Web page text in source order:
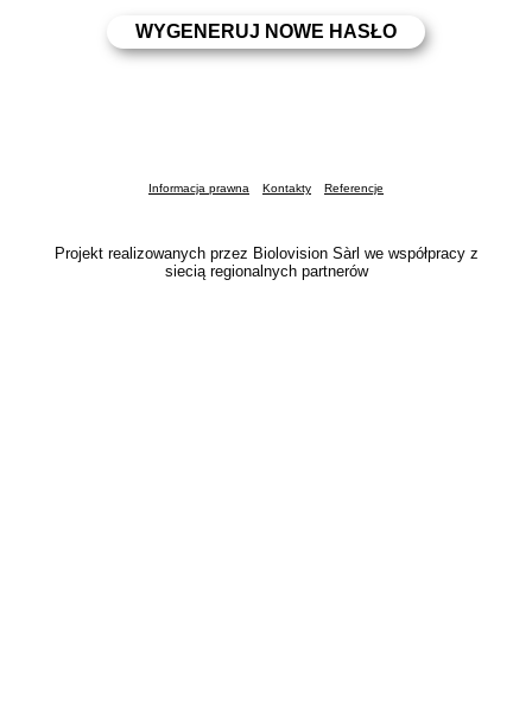
Informacja prawna Kontakty Referencje
Projekt realizowanych przez Biolovision Sàrl we współpracy z
siecią regionalnych partnerów